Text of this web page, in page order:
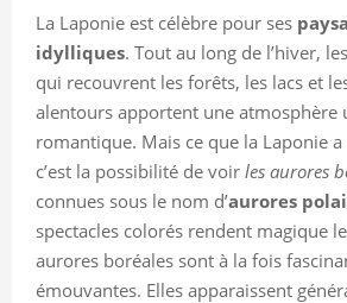
La Laponie est célèbre pour ses
idylliques. Tout au long de l’hiver,
qui recouvrent les forêts, les lacs et
alentours apportent une atmosphère
romantique. Mais ce que la Laponie a
c’est la possibilité de voir les aurores
connues sous le nom d’aurores
spectacles colorés rendent magique
aurores boréales sont à la fois
émouvantes. Elles apparaissent